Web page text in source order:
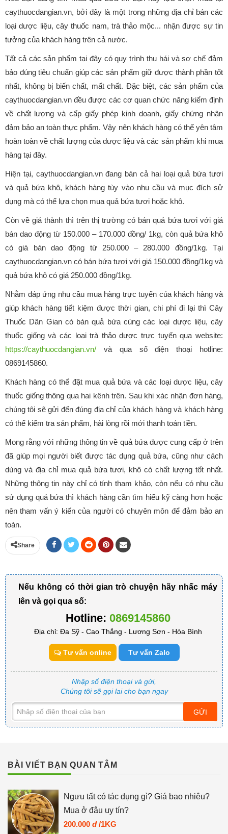
caythuocdangian.vn, bởi đây là một trong những địa chỉ bán các
loại dược liệu, cây thuốc nam, trà thảo mộc... nhận được sự tin
tưởng của khách hàng trên cả nước.
Tất cả các sản phẩm tại đây có quy trình thu hái và sơ chế đảm
bảo đúng tiêu chuẩn giúp các sản phẩm giữ được thành phần tốt
nhất, không bị biến chất, mất chất. Đặc biệt, các sản phẩm của
caythuocdangian.vn đều được các cơ quan chức năng kiểm định
về chất lượng và cấp giấy phép kinh doanh, giấy chứng nhận
đảm bảo an toàn thực phẩm. Vậy nên khách hàng có thể yên tâm
hoàn toàn về chất lượng của dược liệu và các sản phẩm khi mua
hàng tại đây.
Hiện tại, caythuocdangian.vn đang bán cả hai loại quả bứa tươi
và quả bứa khô, khách hàng tùy vào nhu cầu và mục đích sử
dụng mà có thể lựa chọn mua quả bứa tươi hoặc khô.
Còn về giá thành thì trên thị trường có bán quả bứa tươi với giá
bán dao động từ 150.000 – 170.000 đồng/ 1kg, còn quả bứa khô
có giá bán dao động từ 250.000 – 280.000 đồng/1kg. Tại
caythuocdangian.vn có bán bứa tươi với giá 150.000 đồng/1kg và
quả bứa khô có giá 250.000 đồng/1kg.
Nhằm đáp ứng nhu cầu mua hàng trực tuyến của khách hàng và
giúp khách hàng tiết kiệm được thời gian, chi phí đi lại thì Cây
Thuốc Dân Gian có bán quả bứa cùng các loại dược liệu, cây
thuốc giống và các loại trà thảo dược trực tuyến qua website:
https://caythuocdangian.vn/ và qua số điện thoại hotline:
0869145860.
Khách hàng có thể đặt mua quả bứa và các loại dược liệu, cây
thuốc giống thông qua hai kênh trên. Sau khi xác nhận đơn hàng,
chúng tôi sẽ gửi đến đúng địa chỉ của khách hàng và khách hàng
có thể kiểm tra sản phẩm, hài lòng rồi mới thanh toán tiền.
Mong rằng với những thông tin về quả bứa được cung cấp ở trên
đã giúp mọi người biết được tác dụng quả bứa, cũng như cách
dùng và địa chỉ mua quả bứa tươi, khô có chất lượng tốt nhất.
Những thông tin này chỉ có tính tham khảo, còn nếu có nhu cầu
sử dụng quả bứa thì khách hàng cần tìm hiểu kỹ càng hơn hoặc
nên tham vấn ý kiến của người có chuyên môn để đảm bảo an
toàn.
Share
Nếu không có thời gian trò chuyện hãy nhấc máy
lên và gọi qua số:
Hotline: 0869145860
Địa chỉ: Đa Sỹ - Cao Thắng - Lương Sơn - Hòa Bình
Tư vấn online Tư vấn Zalo
Nhập số điện thoại và gửi,
Chúng tôi sẽ gọi lai cho bạn ngay
GỬI
BÀI VIẾT BẠN QUAN TÂM
Ngưu tất có tác dụng gì? Giá bao nhiêu?
Mua ở đâu uy tín?
200.000 đ /1KG